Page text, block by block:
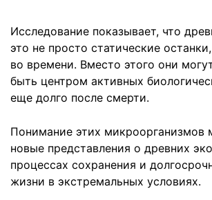
Исследование показывает, что
это не просто статические
во времени. Вместо этого они
быть центром активных
еще долго после смерти.
Понимание этих микроорганизмов
новые представления о древних
процессах сохранения и
жизни в экстремальных условиях.